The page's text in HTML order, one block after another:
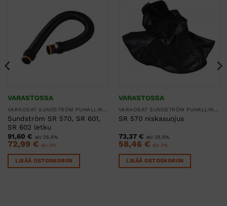
VARASTOSSA
Sundström SR 570, SR 601,
SR 602 letku
91,60 € alv 25,5%
72,99 € alv 0%
LISÄÄ OSTOSKORIIN
VARASTOSSA
SR 570 niskasuojus
73,37 € alv 25,5%
58,46 € alv 0%
LISÄÄ OSTOSKORIIN